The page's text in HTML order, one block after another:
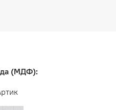
приобрести
(МДФ):